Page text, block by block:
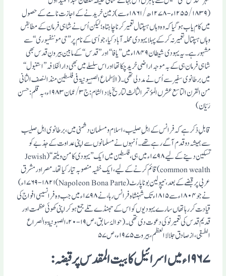
(۱۲۵۵/۱۸۳۹ء-۱۲۷۸ھ/۱۸۶۱ء سے) زمین خریدنے کے اجازت نامے کے حصول
میں کام یاب ہوگیا کہ وہ وہاں ہسپتال تعمیر کرنا چاہتا ہ؛ لیکن اُس نے شاہی فرمان کے مطابقں
وہاں ہسپتال تعمیر نہ کرکے پہلا یہودی محلہ آباد کیا، جو اُسی کے نام پر ’’حی مونٹفیوری‘‘ سے
مشہور ہے۔ یہ یہودی شیطان ۱۸۴۹ء میں ’’یافا‘‘ اور ’’قدس‘‘ کے مابین بیرونِ قدس بھی
شاہی فرمان ہی کے بہ موجہ اراضی خرید چکا تھا اوراس سلسلے میں بھی دارالخلافہ ’’استنبول‘‘
میں برطانوی سفیر سے اُس نے مدد لی تھی۔ (الأطماع الصہیونیۃ فی فلسطین منذ النصف الثانی
من القرن التاسع عشرں المؤتمر الثالث لتاریخ بلاد الشام: ج۳/عمان ۱۹۸۳ء، بہ قلم: حسن
رَیّان)
قابلِ ذکر ہے کہ فرانس کے اہلِ صلیب، اسلام و مسلمان دشمنی میں، برطانوی اہلِ صلیب
سے ہمیشہ دو قدم آگے رہے تھے۔ اُنہوں نے مسلمانوں سے اپنی عداوت کے جذبے کو
تسکین دینے کے لیے ۱۷۹۸ء میں ہی، فلسطین میں ایک ’’یہودی کامن ویلتھ‘‘ (Jewish
common wealth) قائم کرنے کے لیے، ایک خفیہ منصوبہ تیار کیا تھا۔ مصر اور مشرق
عربی پر قبضے کے بعد، نیپولین بونا پارٹ (Napoleon Bona Parte) ۱۷۶۹-۱۸۲۱ء)
نے جو ۱۸۰۴ء سے ۱۸۱۵ء تک شہنشاہ فرانس رہا، نے ۱۷۹۸ء میں جب وہ فرانسیسی افواج کی
قیادت کر رہا تھاں سارے یہودیوں کو اس کے جھنڈے تلے جمع ہوکر اپنی کھوئی عظمت اور
قدیم قدس کی تعمیر نو کی دعوت دی تھی۔ (حوالۂ سابق، ص ۱۹-۲۰، الصہونیۃ والصراع
الطبقی، از صادق جلالا العظم، بیروت ۱۹۷۵ء، ص۵۷
۱۹۶۷ء میں اسرائیل کا بیت المقدس پر قبضہ :